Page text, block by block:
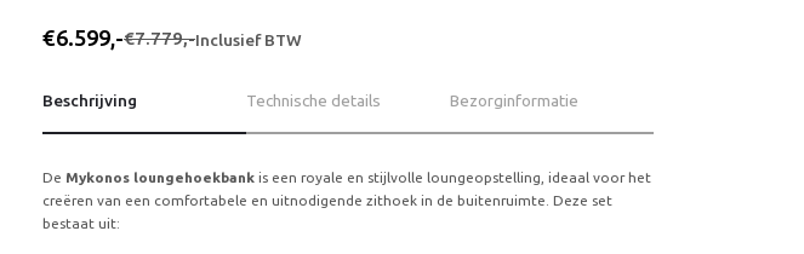
€6.599,-€7.779,-Inclusief BTW
Beschrijving Technische details Bezorginformatie
De Mykonos loungehoekbankis een royale en stijlvolle loungeopstelling, ideaal voor het
creëren van een comfortabele en uitnodigende zithoek in de buitenruimte. Deze set
bestaat uit: